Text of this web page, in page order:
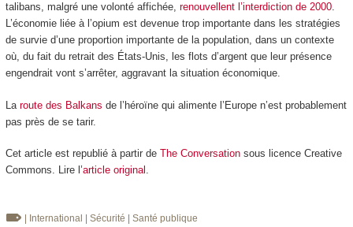
talibans, malgré une volonté affichée, renouvellent l’interdiction de 2000.
L’économie liée à l’opium est devenue trop importante dans les stratégies
de survie d’une proportion importante de la population, dans un contexte
où, du fait du retrait des États-Unis, les flots d’argent que leur présence
engendrait vont s’arrêter, aggravant la situation économique.
La route des Balkans de l’héroïne qui alimente l’Europe n’est probablement
pas près de se tarir.
Cet article est republié à partir de The Conversationsous licence Creative
Commons. Lire l’article original .
| International | Sécurité | Santé publique